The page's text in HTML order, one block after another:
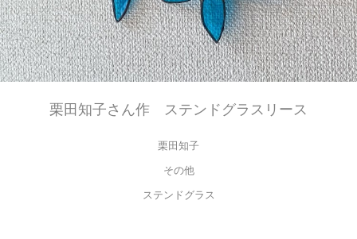
栗田知子さん作 ステンドグラスリース
栗田知子
その他
ステンドグラス